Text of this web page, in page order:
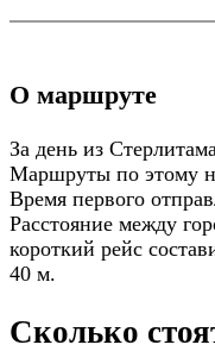
О маршруте
За день из
Маршруты по этому
Время первого
Расстояние между
короткий рейс
40 м.
Сколько